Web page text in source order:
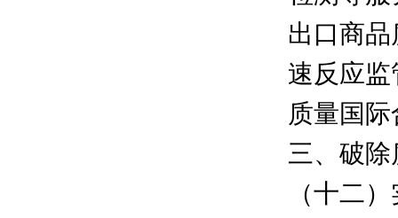
出口商
速反应
质量国
三、破
（十二